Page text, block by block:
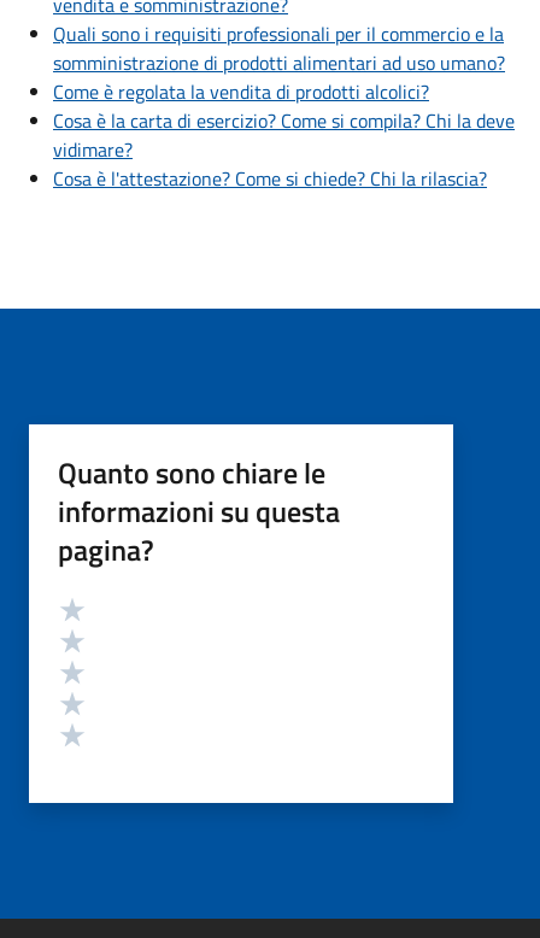
Quali sono i requisiti professionali per il commercio e la
somministrazione di prodotti alimentari ad uso umano?
Come è regolata la vendita di prodotti alcolici?
Cosa è la carta di esercizio? Come si compila? Chi la deve
vidimare?
Cosa è l'attestazione? Come si chiede? Chi la rilascia?
Quanto sono chiare le
informazioni su questa
pagina?
Valutazione